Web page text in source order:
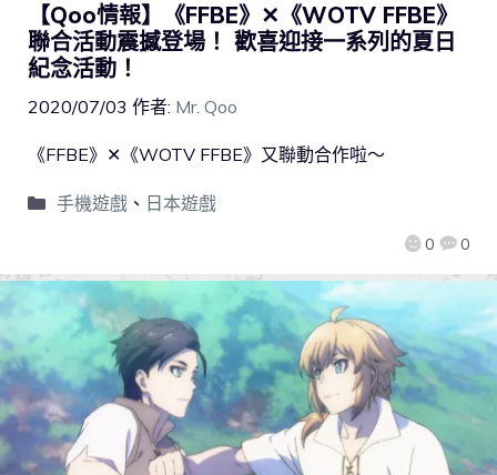
【Qoo情報】《FFBE》✕《WOTV FFBE》
聯合活動震撼登場！ 歡喜迎接一系列的夏日
紀念活動！
2020/07/03 作者: Mr. Qoo
0 0
《FFBE》✕《WOTV FFBE》又聯動合作啦～
手機遊戲、 日本遊戲